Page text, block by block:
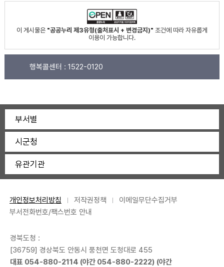
이 게시물은 "공공누리 제3유형(출처표시 + 변경금지)" 조건에 따라 자유롭게
이용이 가능합니다.
행복콜센터 : 1522-0120
부서별
시군청
유관기관
개인정보처리방침 저작권정책
이메일무단수집거부
부서전화번호/팩스번호 안내
경북도청 :
[36759] 경상북도 안동시 풍천면 도청대로 455
대표 054-880-2114 (야간 054-880-2222) (야간